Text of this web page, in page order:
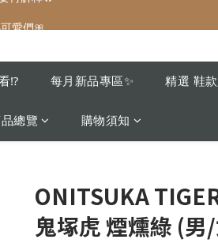
再解釋🔥
愛們🎀
⁉️ 每月新品專區✨ 精選 鞋
總覽 購物須知
ONITSUKA
鬼塚虎 煙燻綠 (男